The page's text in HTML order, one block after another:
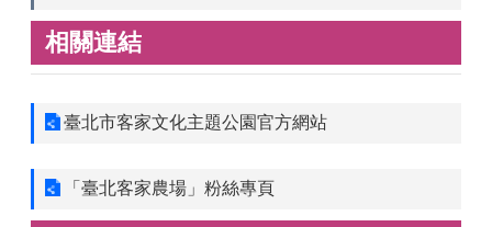
相關連結
臺北市客家文化主題公園官方網站
「臺北客家農場」粉絲專頁